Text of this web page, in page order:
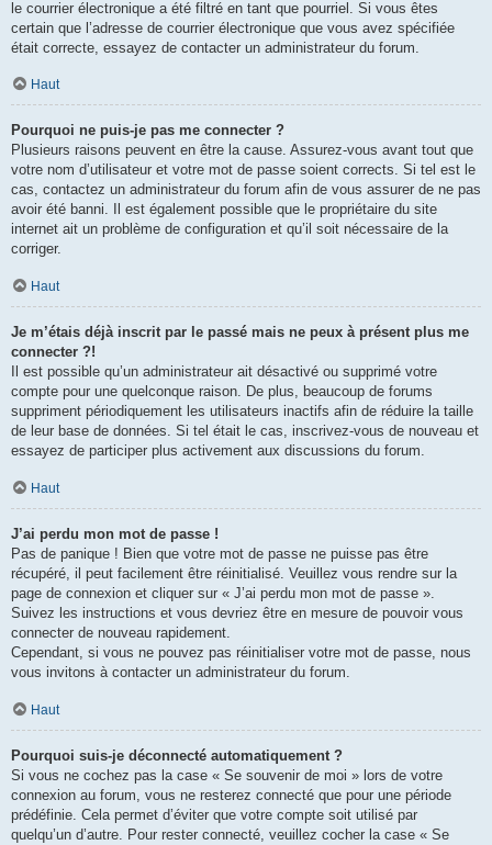
le courrier électronique a été filtré en tant que pourriel. Si vous êtes
certain que l’adresse de courrier électronique que vous avez spécifiée
était correcte, essayez de contacter un administrateur du forum.
Haut
Pourquoi ne puis-je pas me connecter ?
Plusieurs raisons peuvent en être la cause. Assurez-vous avant tout que
votre nom d’utilisateur et votre mot de passe soient corrects. Si tel est le
cas, contactez un administrateur du forum afin de vous assurer de ne pas
avoir été banni. Il est également possible que le propriétaire du site
internet ait un problème de configuration et qu’il soit nécessaire de la
corriger.
Haut
Je m’étais déjà inscrit par le passé mais ne peux à présent plus me
connecter ?!
Il est possible qu’un administrateur ait désactivé ou supprimé votre
compte pour une quelconque raison. De plus, beaucoup de forums
suppriment périodiquement les utilisateurs inactifs afin de réduire la taille
de leur base de données. Si tel était le cas, inscrivez-vous de nouveau et
essayez de participer plus activement aux discussions du forum.
Haut
J’ai perdu mon mot de passe !
Pas de panique ! Bien que votre mot de passe ne puisse pas être
récupéré, il peut facilement être réinitialisé. Veuillez vous rendre sur la
page de connexion et cliquer sur « J’ai perdu mon mot de passe ».
Suivez les instructions et vous devriez être en mesure de pouvoir vous
connecter de nouveau rapidement.
Cependant, si vous ne pouvez pas réinitialiser votre mot de passe, nous
vous invitons à contacter un administrateur du forum.
Haut
Pourquoi suis-je déconnecté automatiquement ?
Si vous ne cochez pas la case « Se souvenir de moi » lors de votre
connexion au forum, vous ne resterez connecté que pour une période
prédéfinie. Cela permet d’éviter que votre compte soit utilisé par
quelqu’un d’autre. Pour rester connecté, veuillez cocher la case « Se